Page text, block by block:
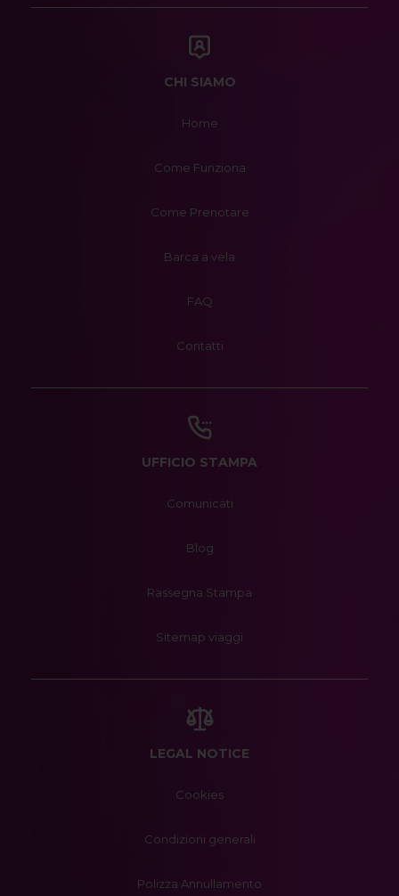
CHI SIAMO
Home
Come Funziona
Come Prenotare
Barca a vela
FAQ
Contatti
UFFICIO STAMPA
Comunicati
Blog
Rassegna Stampa
Sitemap viaggi
LEGAL NOTICE
Cookies
Condizioni generali
Polizza Annullamento